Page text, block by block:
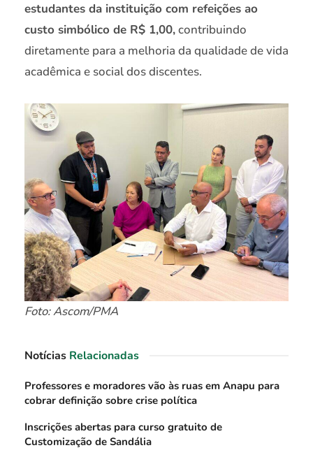
estudantes da instituição com refeições ao
custo simbólico de R$ 1,00,contribuindo
diretamente para a melhoria da qualidade de vida
acadêmica e social dos discentes.
Foto: Ascom/PMA
Notícias Relacionadas
Professores e moradores vão às ruas em Anapu para
cobrar definição sobre crise política
Inscrições abertas para curso gratuito de
Customização de Sandália